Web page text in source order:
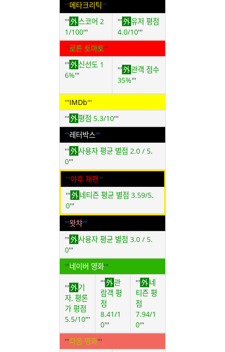
'''메타크리틱'''
'''
스코어 2
1/100'''
'''
유저 평점
4.0/10'''
'''로튼 토마토'''
'''
신선도 1
6%'''
'''
관객 점수
35%'''
'''IMDb'''
'''
평점 5.3/10'''
'''레터박스'''
'''
사용자 평균 별점 2.0 / 5.
0'''
'''야후 재팬'''
'''
네티즌 평균 별점 3.59/5.
0'''
'''왓챠'''
'''
사용자 평균 별점 3.0 / 5.
0'''
'''네이버 영화'''
'''
기
자, 평론
가 평점
5.5/10'''
'''
관
람객 평
점
8.41/1
0'''
'''
네
티즌 평
점
7.94/1
0'''
'''다음 영화'''